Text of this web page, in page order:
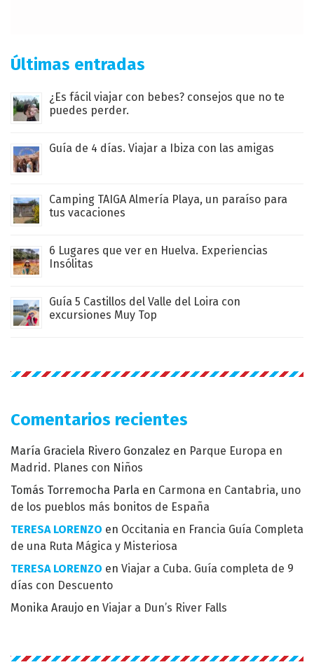
Últimas entradas
¿Es fácil viajar con bebes? consejos que no te
puedes perder.
Guía de 4 días. Viajar a Ibiza con las amigas
Camping TAIGA Almería Playa, un paraíso para
tus vacaciones
6 Lugares que ver en Huelva. Experiencias
Insólitas
Guía 5 Castillos del Valle del Loira con
excursiones Muy Top
Comentarios recientes
María Graciela Rivero Gonzalez en Parque Europa en
Madrid. Planes con Niños
Tomás Torremocha Parla en Carmona en Cantabria, uno
de los pueblos más bonitos de España
TERESA LORENZO en Occitania en Francia Guía Completa
de una Ruta Mágica y Misteriosa
TERESA LORENZO en Viajar a Cuba. Guía completa de 9
días con Descuento
Monika Araujo en Viajar a Dun’s River Falls